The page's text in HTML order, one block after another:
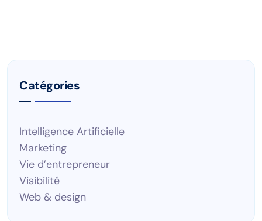
Catégories
Intelligence Artificielle
Marketing
Vie d’entrepreneur
Visibilité
Web & design